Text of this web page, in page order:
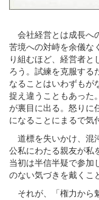
会社経営とは成長へ
苦境への対峙を余儀な
り組むほど、経営者
ろう。試練を克服する
なることはいわずもが
捉え違うこともあった
が裏目に出る。怒りに
になることにまるで気
道標を失いかけ、混
公私にわたる親友が私
当初は半信半疑で参加
のない気づきを戴くこ
それが、「権力から